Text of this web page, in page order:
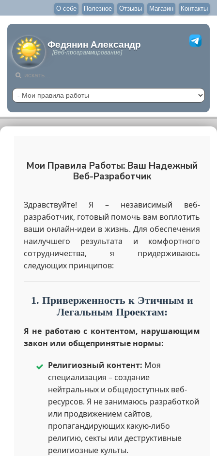
О себе Полезное Отзывы Магазин Контакты
Федянин Александр
[Веб-программирование]
Мои Правила Работы: Ваш Надежный
Веб-Разработчик
Здравствуйте! Я – независимый веб-
разработчик, готовый помочь вам воплотить
ваши онлайн-идеи в жизнь. Для обеспечения
наилучшего результата и комфортного
сотрудничества, я придерживаюсь
следующих принципов:
1. Приверженность к Этичным и
Легальным Проектам:
Я не работаю с контентом, нарушающим
закон или общепринятые нормы:
Религиозный контент: Моя
специализация – создание
нейтральных и общедоступных веб-
ресурсов. Я не занимаюсь разработкой
или продвижением сайтов,
пропагандирующих какую-либо
религию, секты или деструктивные
религиозные культы.